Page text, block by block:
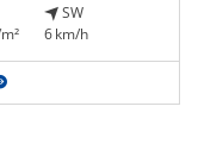
SW
6 km/h